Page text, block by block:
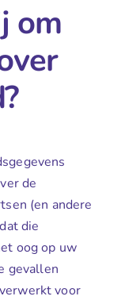
om
de
(en andere
die
oog op uw
gevallen
voor